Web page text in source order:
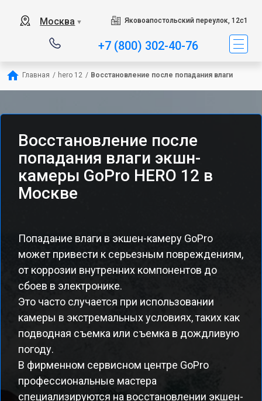
Москва ▼ Яковоапостольский переулок, 12с1
+7 (800) 302-40-76
Главная / hero 12 / Восстановление после попадания влаги
Восстановление после
попадания влаги экшн-
камеры GoPro HERO 12 в
Москве
Попадание влаги в экшен-камеру GoPro
может привести к серьезным повреждениям,
от коррозии внутренних компонентов до
сбоев в электронике.
Это часто случается при использовании
камеры в экстремальных условиях, таких как
подводная съемка или съемка в дождливую
погоду.
В фирменном сервисном центре GoPro
профессиональные мастера
специализируются на восстановлении экшен-